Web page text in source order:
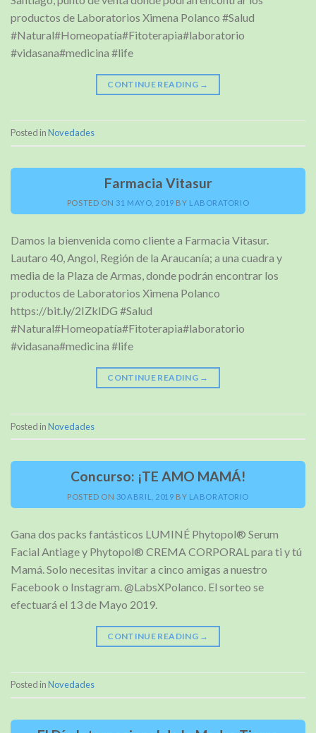
productos de Laboratorios Ximena Polanco #Salud
#Natural#Homeopatía#Fitoterapia#laboratorio
#vidasana#medicina #life
CONTINUE READING →
Posted inNovedades
Farmacia Vitasur
POSTED ON 31 MAYO, 2019 BY LABORATORIO
Damos la bienvenida como cliente a Farmacia Vitasur.
Lautaro 40, Angol, Región de la Araucanía; a una cuadra y
media de la Plaza de Armas, donde podrán encontrar los
productos de Laboratorios Ximena Polanco
https://bit.ly/2IZklDG #Salud
#Natural#Homeopatía#Fitoterapia#laboratorio
#vidasana#medicina #life
CONTINUE READING →
Posted inNovedades
Concurso: ¡TE AMO MAMÁ!
POSTED ON 30 ABRIL, 2019 BY LABORATORIO
Gana dos packs fantásticos LUMINÉ Phytopol® Serum
Facial Antiage y Phytopol® CREMA CORPORAL para ti y tú
Mamá. Solo necesitas invitar a cinco amigas a nuestro
Facebook o Instagram. @LabsXPolanco. El sorteo se
efectuará el 13 de Mayo 2019.
CONTINUE READING →
Posted inNovedades